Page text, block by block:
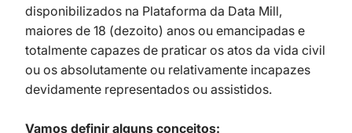
disponibilizados na Plataforma da Data Mill,
maiores de 18 (dezoito) anos ou emancipadas e
totalmente capazes de praticar os atos da vida civil
ou os absolutamente ou relativamente incapazes
devidamente representados ou assistidos.
Vamos definir alguns conceitos: